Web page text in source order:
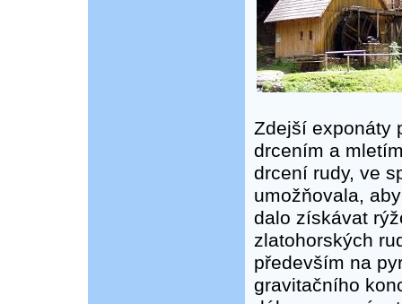
Zdejší exponáty
drcením a
drcení rudy, ve
umožňovala,
dalo získávat
zlatohorských
především na
gravitačního